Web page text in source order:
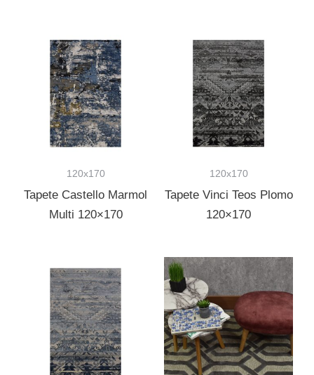
120x170
Tapete Castello Marmol
Multi 120×170
120x170
Tapete Vinci Teos Plomo
120×170